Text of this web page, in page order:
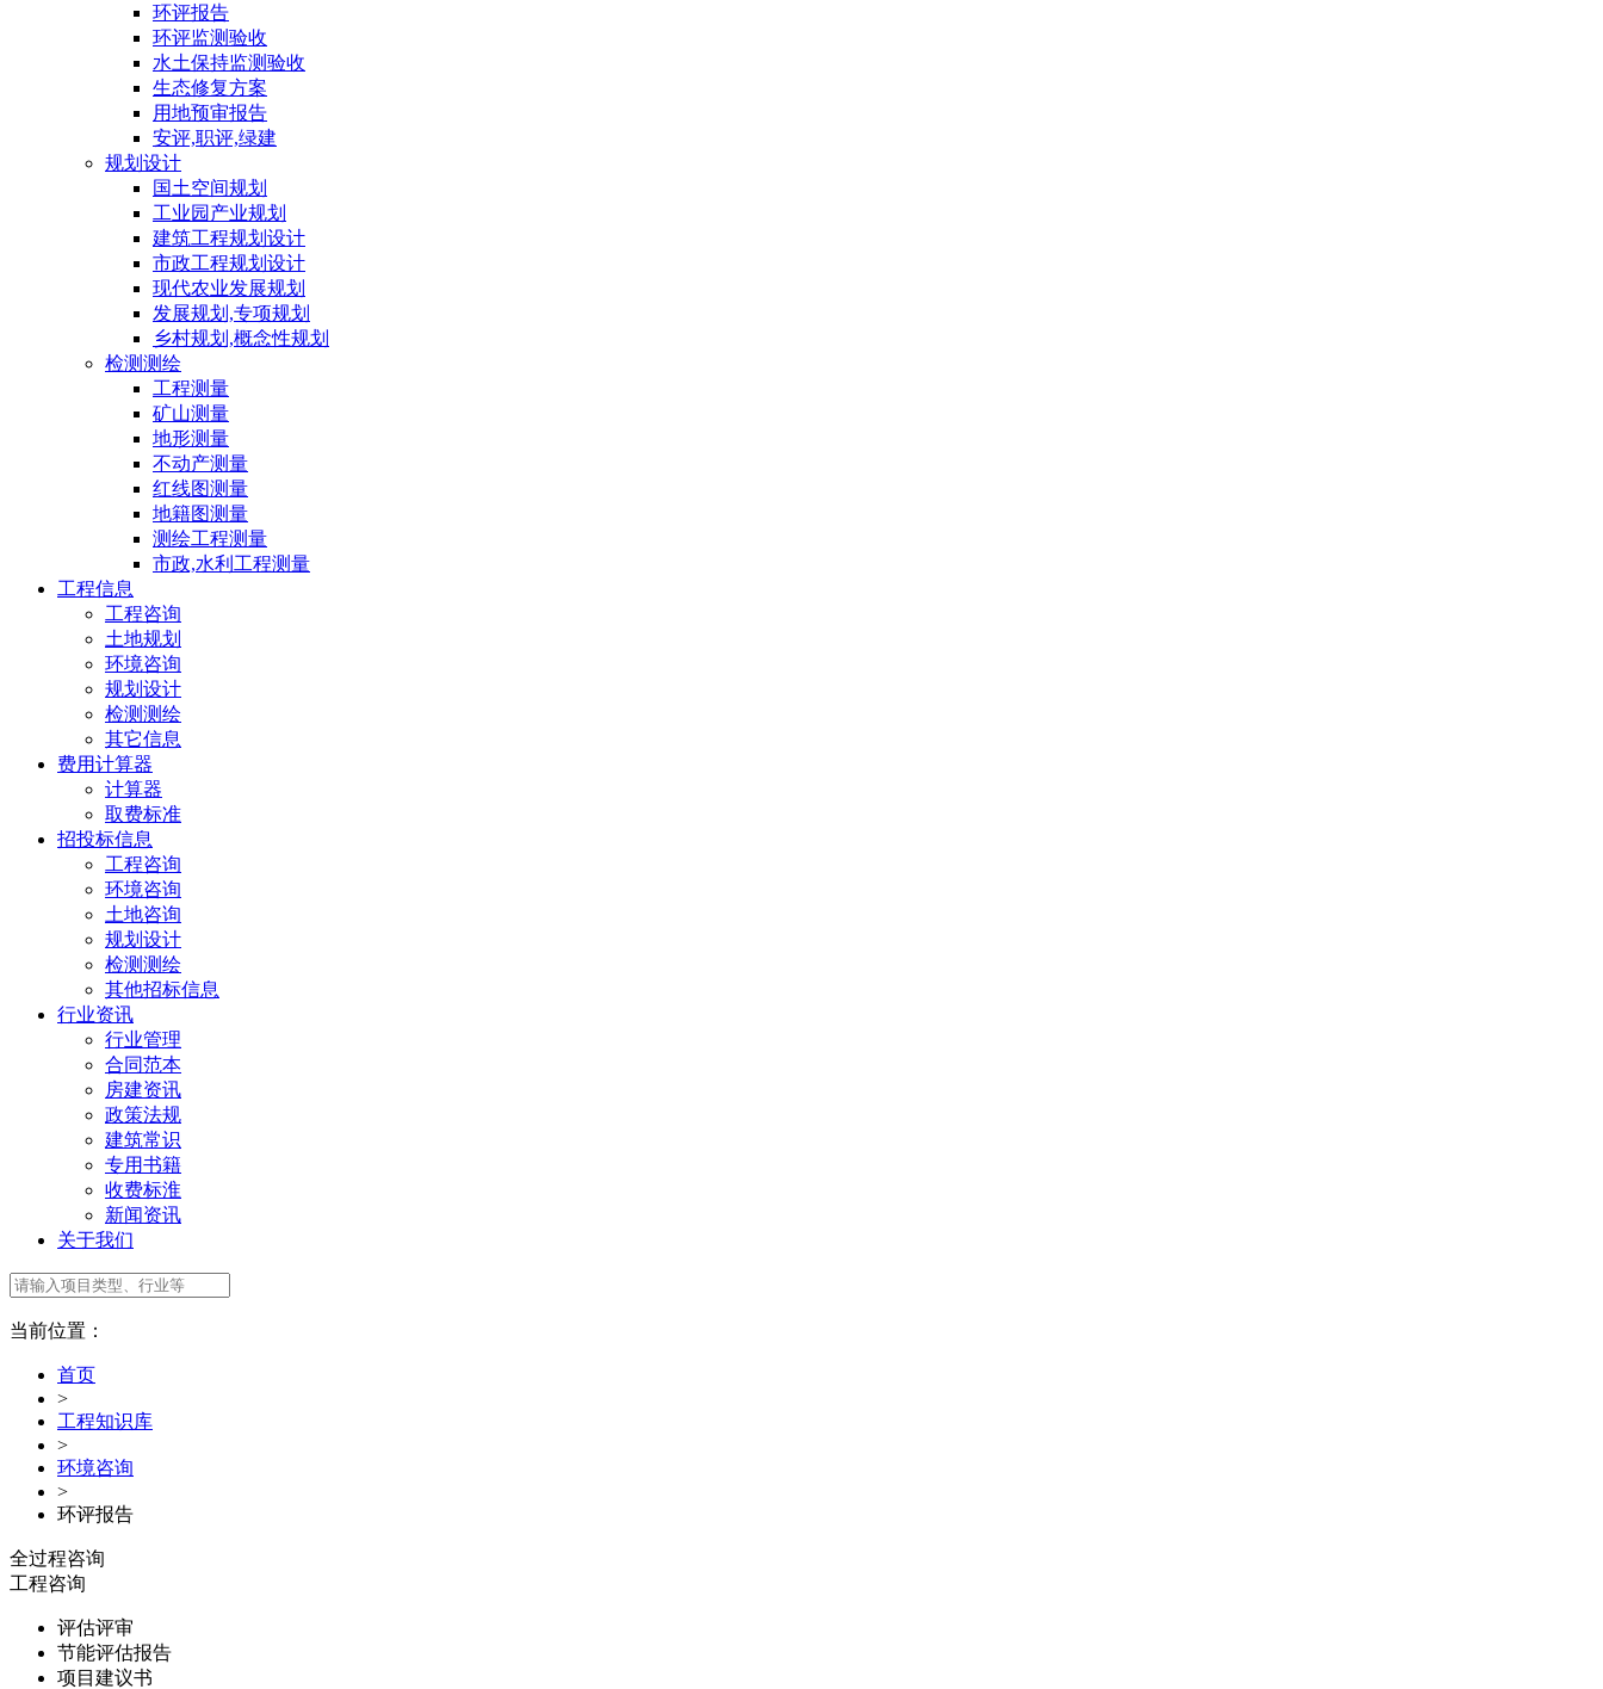
环评报告
环评监测验收
水土保持监测验收
生态修复方案
用地预审报告
安评,职评,绿建
规划设计
国土空间规划
工业园产业规划
建筑工程规划设计
市政工程规划设计
现代农业发展规划
发展规划,专项规划
乡村规划,概念性规划
检测测绘
工程测量
矿山测量
地形测量
不动产测量
红线图测量
地籍图测量
测绘工程测量
市政,水利工程测量
工程信息
工程咨询
土地规划
环境咨询
规划设计
检测测绘
其它信息
费用计算器
计算器
取费标准
招投标信息
工程咨询
环境咨询
土地咨询
规划设计
检测测绘
其他招标信息
行业资讯
行业管理
合同范本
房建资讯
政策法规
建筑常识
专用书籍
收费标淮
新闻资讯
关于我们
当前位置：
首页
>
工程知识库
>
环境咨询
>
环评报告
全过程咨询
工程咨询
评估评审
节能评估报告
项目建议书